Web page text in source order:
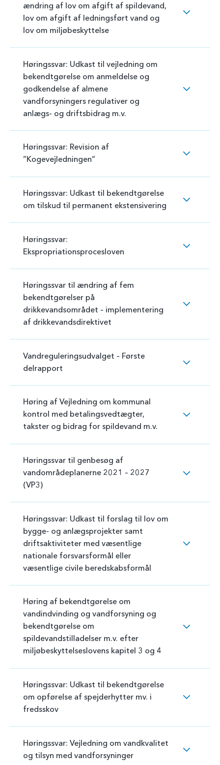
Høringssvar: Vejledning om vandkvalitet
og tilsyn med vandforsyninger
Høringssvar: Udkast til bekendtgørelse
om opførelse af spejderhytter mv. i
fredsskov
Høring af bekendtgørelse om
vandindvinding og vandforsyning og
bekendtgørelse om
spildevandstilladelser m.v. efter
miljøbeskyttelseslovens kapitel 3 og 4
Høringssvar: Udkast til forslag til lov om
bygge- og anlægsprojekter samt
driftsaktiviteter med væsentlige
nationale forsvarsformål eller
væsentlige civile beredskabsformål
Høringssvar til genbesøg af
vandområdeplanerne 2021 – 2027
(VP3)
Høring af Vejledning om kommunal
kontrol med betalingsvedtægter,
takster og bidrag for spildevand m.v.
Vandreguleringsudvalget – Første
delrapport
Høringssvar til ændring af fem
bekendtgørelser på
drikkevandsområdet – implementering
af drikkevandsdirektivet
Høringssvar:
Ekspropriationsprocesloven
Høringssvar: Udkast til bekendtgørelse
om tilskud til permanent ekstensivering
Høringssvar: Revision af
”Kogevejledningen”
Høringssvar: Udkast til vejledning om
bekendtgørelse om anmeldelse og
godkendelse af almene
vandforsyningers regulativer og
anlægs- og driftsbidrag m.v.
ændring af lov om afgift af spildevand,
lov om afgift af ledningsført vand og
lov om miljøbeskyttelse